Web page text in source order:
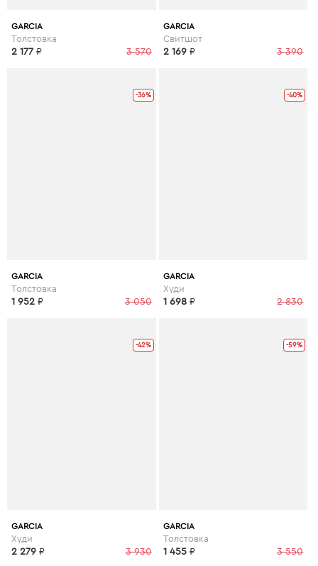
GARCIA
Толстовка
3 570
2 177 ₽
GARCIA
Свитшот
3 390
2 169 ₽
-36%
GARCIA
Толстовка
3 050
1 952 ₽
-40%
GARCIA
Худи
2 830
1 698 ₽
-42%
GARCIA
Худи
3 930
2 279 ₽
-59%
GARCIA
Толстовка
3 550
1 455 ₽